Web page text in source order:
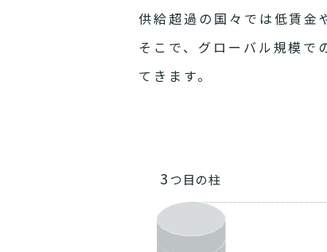
供給超過の国々では低賃金
そこで、グローバル規模で
てきます。
3 つ目の柱